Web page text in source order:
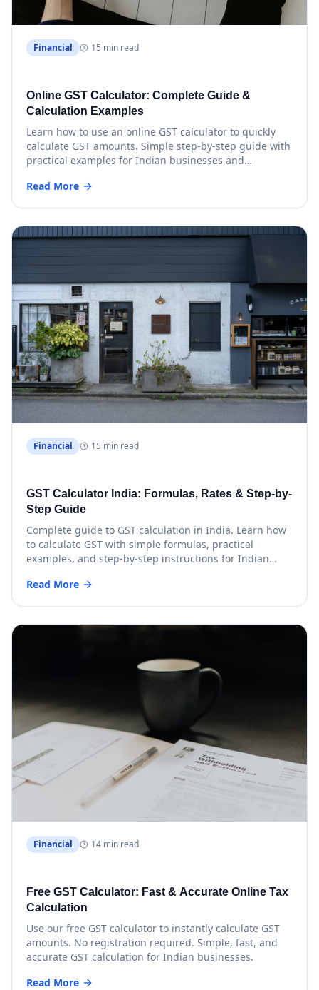
Financial 15 min read
Online GST Calculator: Complete Guide &
Calculation Examples
Learn how to use an online GST calculator to quickly
calculate GST amounts. Simple step-by-step guide with
practical examples for Indian businesses and
Read More
Financial 15 min read
GST Calculator India: Formulas, Rates & Step-by-
Step Guide
Complete guide to GST calculation in India. Learn how
to calculate GST with simple formulas, practical
examples, and step-by-step instructions for Indian
Read More
Financial 14 min read
Free GST Calculator: Fast & Accurate Online Tax
Calculation
Use our free GST calculator to instantly calculate GST
amounts. No registration required. Simple, fast, and
accurate GST calculation for Indian businesses.
Read More